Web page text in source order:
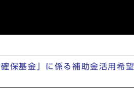
保基金」に係る補助金活用希